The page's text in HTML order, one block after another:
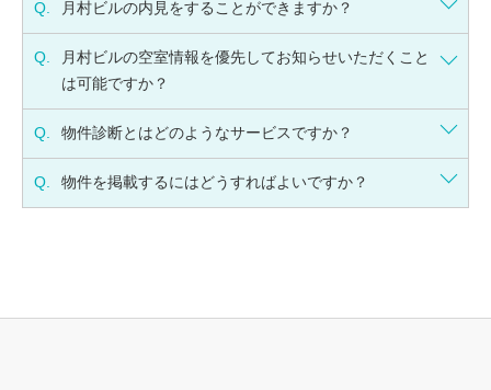
Q. 月村ビルの内見をすることができますか？
Q.
月村ビルの空室情報を優先してお知らせいただくこと
は可能ですか？
Q. 物件診断とはどのようなサービスですか？
Q. 物件を掲載するにはどうすればよいですか？